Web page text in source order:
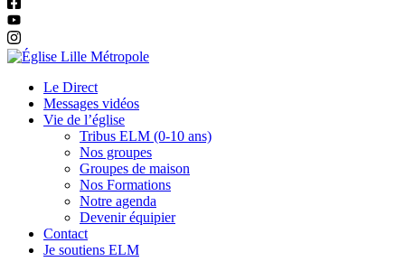
Le Direct
Messages vidéos
Vie de l’église
Tribus ELM (0-10 ans)
Nos groupes
Groupes de maison
Nos Formations
Notre agenda
Devenir équipier
Contact
Je soutiens ELM